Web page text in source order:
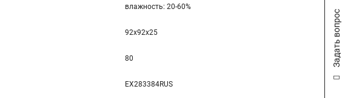
влажность: 20-60%
92x92x25
80
EX283384RUS
Задать вопрос